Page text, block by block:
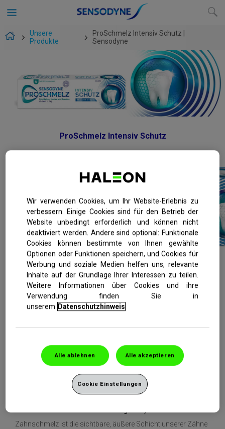
Unsere
Produkte
ProSchmelz Intensiv Schutz |
Sensodyne
ProSchmelz Intensiv Schutz
VON ZAHNÄRZTEN EMPFOHLENE MARKE
Hilft, bei 2x täglichem Zähneputzen:
Den geschwächten Zahnschmelz aktiv zu stärken
Die Widerstandsfähigkeit des Zahnschmelzes zu
erhöhen, damit die Zähne ein Leben lang stark und
gesund bleiben2
Der Zahnschmelzoberfläche mehr Fluorid zu liefern
Zahnschmelz ist die sichtbare, äußere Schicht unserer Zähne
Wir verwenden Cookies, um Ihr Website-Erlebnis zu
verbessern. Einige Cookies sind für den Betrieb der
Website unbedingt erforderlich und können nicht
deaktiviert werden. Andere sind optional: Funktionale
Cookies können bestimmte von Ihnen gewählte
Optionen oder Funktionen speichern, und Cookies für
Werbung und soziale Medien helfen uns, relevante
Inhalte auf der Grundlage Ihrer Interessen zu teilen.
Weitere Informationen über Cookies und ihre
Verwendung finden Sie in
unserem Datenschutzhinweis
Alle ablehnen Alle akzeptieren
Cookie Einstellungen